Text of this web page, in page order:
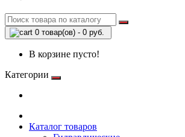
0 товар(ов) - 0 руб.
В корзине пусто!
Категории
Каталог товаров